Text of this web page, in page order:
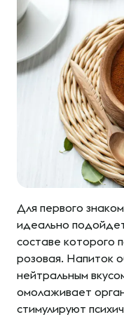
Для первого
идеально
составе которого
розовая. Напиток
нейтральным
омолаживает
стимулируют